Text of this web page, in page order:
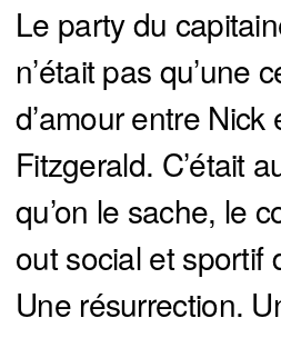
Le party du
n’était pas qu’une
d’amour entre Nick
Fitzgerald. C’était
qu’on le sache, le
out social et sportif
Une résurrection.